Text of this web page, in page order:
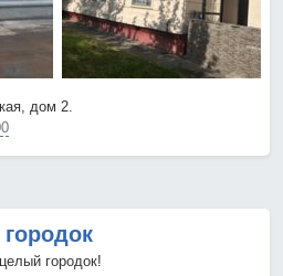
дом 2.
городок!